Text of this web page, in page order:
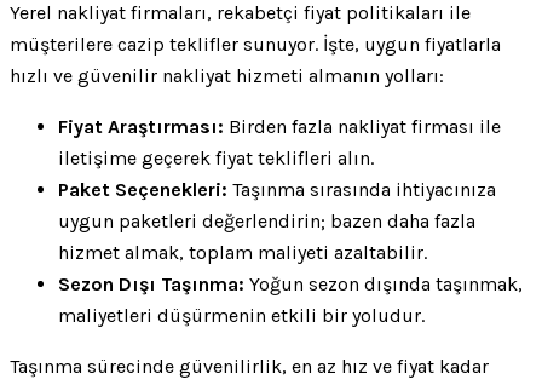
Yerel nakliyat firmaları, rekabetçi fiyat politikaları ile
müşterilere cazip teklifler sunuyor. İşte, uygun fiyatlarla
hızlı ve güvenilir nakliyat hizmeti almanın yolları:
Fiyat Araştırması: Birden fazla nakliyat firması ile
iletişime geçerek fiyat teklifleri alın.
Paket Seçenekleri: Taşınma sırasında ihtiyacınıza
uygun paketleri değerlendirin; bazen daha fazla
hizmet almak, toplam maliyeti azaltabilir.
Sezon Dışı Taşınma: Yoğun sezon dışında taşınmak,
maliyetleri düşürmenin etkili bir yoludur.
Taşınma sürecinde güvenilirlik, en az hız ve fiyat kadar